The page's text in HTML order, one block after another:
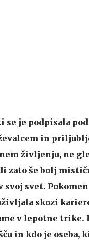
se je podpisala
in
življenju, ne
zato še bolj
svoj svet.
skozi
v lepotne trike.
in kdo je oseba,